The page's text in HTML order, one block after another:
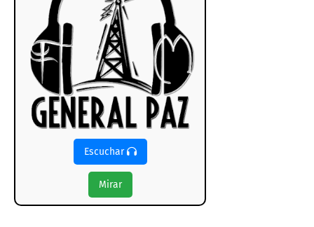
Escuchar
Mirar